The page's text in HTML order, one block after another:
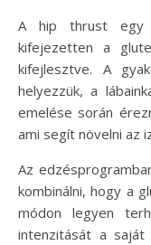
A hip thrust egy
kifejezetten a
kifejlesztve. A
helyezzük, a
emelése során
ami segít növelni az
Az
kombinálni, hogy a
módon legyen
intenzitását a saját